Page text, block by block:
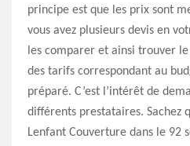
principe est que les prix sont
vous avez plusieurs devis en
les comparer et ainsi trouver
des tarifs correspondant au
préparé. C’est l’intérêt de
différents prestataires. Sachez
Lenfant Couverture dans le 92